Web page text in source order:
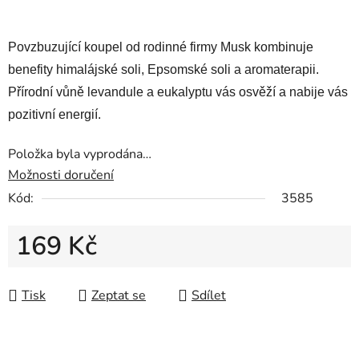
Povzbuzující koupel od rodinné firmy Musk kombinuje
benefity himalájské soli, Epsomské soli a aromaterapii.
Přírodní vůně levandule a eukalyptu vás osvěží a nabije vás
pozitivní energií.
Položka byla vyprodána…
Možnosti doručení
Kód:
3585
169 Kč
Tisk
Zeptat se Sdílet